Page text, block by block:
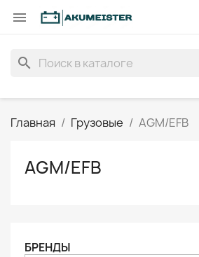

search
Главная Грузовые AGM/EFB
AGM/EFB
БРЕНДЫ